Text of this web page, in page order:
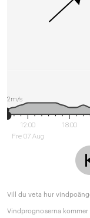
12:00
Fre 07 Aug
18:00
2m/s
Vill du veta hur
Vindprognoserna kommer